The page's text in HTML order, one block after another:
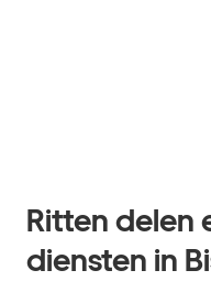
Ritten delen
diensten in